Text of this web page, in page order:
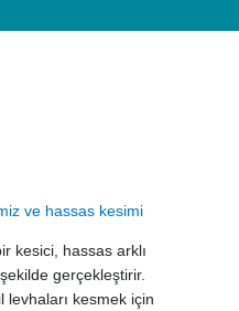
ve hassas kesimi
kesici, hassas arklı
gerçekleştirir.
levhaları kesmek için